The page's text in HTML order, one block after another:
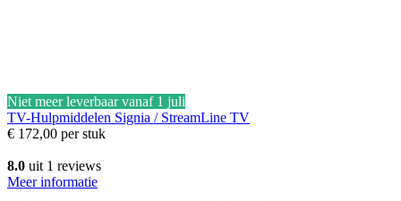
Niet meer leverbaar vanaf 1 juli
TV-Hulpmiddelen Signia / StreamLine TV
€ 172,00 per stuk
8.0 uit 1 reviews
Meer informatie